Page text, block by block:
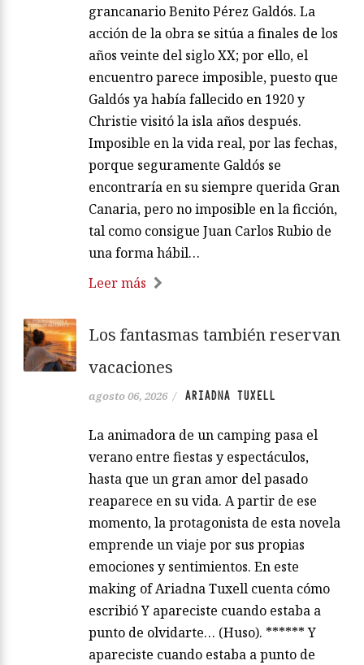
grancanario Benito Pérez Galdós. La
acción de la obra se sitúa a finales de los
años veinte del siglo XX; por ello, el
encuentro parece imposible, puesto que
Galdós ya había fallecido en 1920 y
Christie visitó la isla años después.
Imposible en la vida real, por las fechas,
porque seguramente Galdós se
encontraría en su siempre querida Gran
Canaria, pero no imposible en la ficción,
tal como consigue Juan Carlos Rubio de
una forma hábil…
Leer más
Los fantasmas también reservan
vacaciones
agosto 06, 2026 / ARIADNA TUXELL
La animadora de un camping pasa el
verano entre fiestas y espectáculos,
hasta que un gran amor del pasado
reaparece en su vida. A partir de ese
momento, la protagonista de esta novela
emprende un viaje por sus propias
emociones y sentimientos. En este
making of Ariadna Tuxell cuenta cómo
escribió Y apareciste cuando estaba a
punto de olvidarte… (Huso). ****** Y
apareciste cuando estaba a punto de